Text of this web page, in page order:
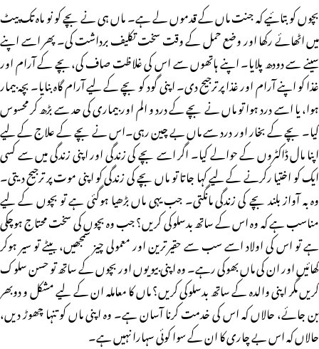
بچوں کو بتائیے کہ جنت ماں کے قدموں لے ہے۔ ماں ہی نے بچے کو نو ماہ تک پیٹ
میں اٹھائے رکھا اور وضع حمل کے وقت سخت تکلیف برداشت کی۔ پھر اسے اپنے
سینے سے دودھ پلایا۔ اپنے ہاتھوں سے اس کی غلاظت صاف کی،بچے کے آرام اور
غذا کو اپنے آرام اور غذا پر ترجیح دی۔ اپنی گود کو بچے کے لیے آرام گاہ بنایا۔ بچہ بیمار
ہوا، یا اسے درد ہوا تو ماں نے بچے کے درد و الم اور بیماری کی حد سے بڑھ کر محسوس
کیا۔ بچے کے بخار اور درد سے ماں بے چین رہی۔اس نے بچے کے علاج کے لیے
اپنا مال ڈاکٹروں کے حوالے کیا۔ اگر اسے بچے کی زندگی اور اپنی زندگی میں سے کسی
ایک کو اختیا رکرنے کے لیے کہا جاتا تو ماں بچے کی زندگی کو اپنی موت پر ترجیح دیتی۔
وہ بہ آواز بلند بچے کی زندگی مانگتی۔ جب یہی ماں بڑھیا ہوگئی ہے تو بچوں کے لیے
مناسب ہے کہ وہ اس کے ساتھ بدسلوکی کریں؟ جب وہ بچوں کی سخت محتاج ہوچکی
ہے تو اس کی اولاد اسے سب سے حقیر ترین اور معمولی چیز سمجھیں، بیٹے تو سیر ہوکر
کھائیں اور ان کی ماں بھوکی رہے۔ وہ اپنی بیویوں اور بچوں کے ساتھ تو حسن سلوک
کریں مگر اپنی والدہ کے ساتھ بدسلوکی کریں؟ ماں کا معاملہ ان کے لیے مشکل و دوبھر
بن جائے، حالاں کہ اس کی خدمت کرنا آسان ہے۔ وہ اپنی ماں کو تنہا چھوڑ دیں،
حالاں کہ اس بے چاری کا ان کے سوا کوئی سہارا نہیں ہے۔